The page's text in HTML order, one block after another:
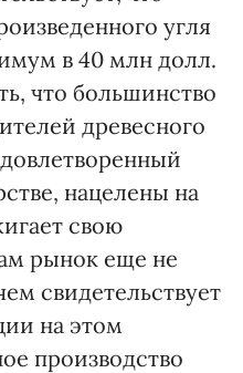
угля
в 40 млн долл.
что большинство
древесного
нацелены на
свою
рынок еще не
свидетельствует
на этом
производство